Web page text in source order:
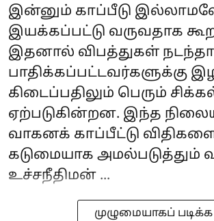
இன்னும் காப்பீடு
இயக்கப்பட்டு வருவதாக
இதனால் விபத்துகள்
பாதிக்கப்பட்டவர்களுக்கு
கிடைப்பதிலும் பெரும்
ஏற்படுகின்றன. இந்த
வாகனக் காப்பீட்டு
கடுமையாக அமல்படுத்தும்
உச்சநீதிமன் ...
முழுமையாகப் படிக்க